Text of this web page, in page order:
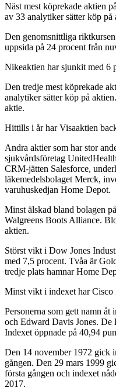
Näst mest köprekade aktien
av 33 analytiker sätter köp på
Den genomsnittliga
uppsida på 24 procent från
Nikeaktien har sjunkit med 6
Den tredje mest köprekade
analytiker sätter köp på
aktie.
Hittills i år har Visaaktien
Andra aktier som har stor
sjukvårdsföretag
CRM-jätten Salesforce,
läkemedelsbolaget Merck,
varuhuskedjan Home Depot.
Minst älskad bland bolagen
Walgreens Boots Alliance.
aktien.
Störst vikt i Dow Jones
med 7,5 procent. Tvåa är
tredje plats hamnar Home
Minst vikt i indexet har Cisco
Personerna som gett namn
och Edward Davis Jones. De
Indexet öppnade på 40,94
Den 14 november 1972 gick
gången. Den 29 mars 1999
första gången och indexet
2017.